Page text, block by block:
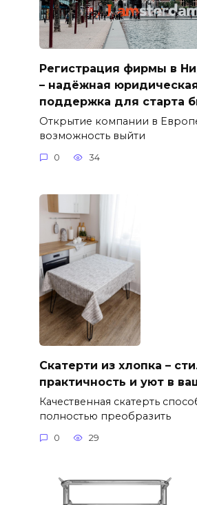
Регистрация фирмы в
– надёжная
поддержка для старта
Открытие компании в
возможность выйти
0 34
Скатерти из хлопка –
практичность и уют в
Качественная скатерть
полностью преобразить
0 29